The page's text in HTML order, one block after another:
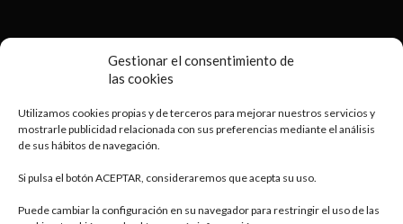
Gestionar el consentimiento de
las cookies
Utilizamos cookies propias y de terceros para mejorar nuestros servicios y
mostrarle publicidad relacionada con sus preferencias mediante el análisis
de sus hábitos de navegación.
Si pulsa el botón ACEPTAR, consideraremos que acepta su uso.
Puede cambiar la configuración en su navegador para restringir el uso de las
Vinos con alma.